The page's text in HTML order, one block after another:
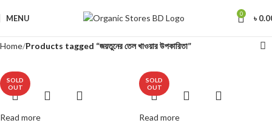
MENU 0 ৳
Home Products tagged “জয়তুনের তেল খাওয়ার উপকারিতা”
SOLD
OUT
Read more
SOLD
OUT
Read more